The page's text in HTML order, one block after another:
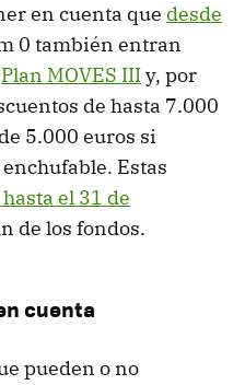
en cuenta que desde
0 también entran
Plan MOVES IIIy, por
de hasta 7.000
5.000 euros si
Estas
el 31 de
de los fondos.
cuenta
pueden o no